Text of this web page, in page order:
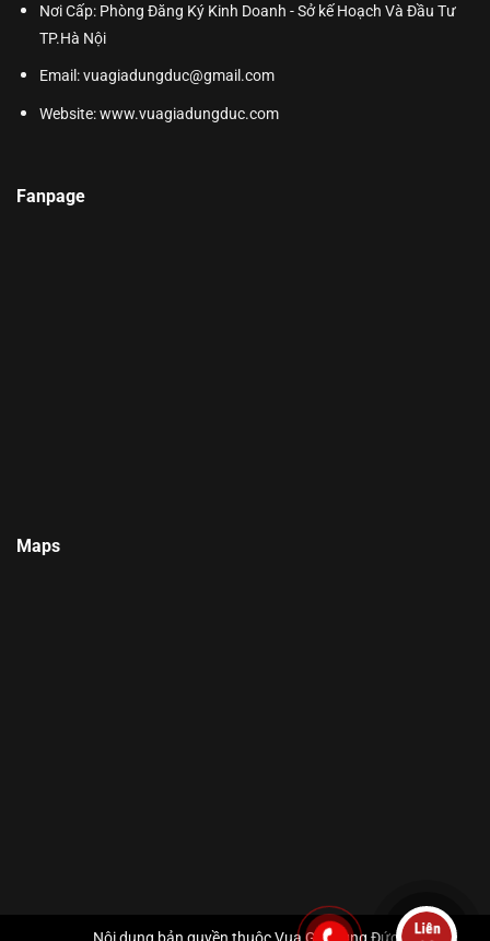
Nơi Cấp: Phòng Đăng Ký Kinh Doanh - Sở kế Hoạch Và Đầu Tư
TP.Hà Nội
Email: vuagiadungduc@gmail.com
Website:www.vuagiadungduc.com
Fanpage
Maps